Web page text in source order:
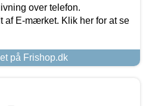
over telefon.
af E-mærket. Klik her for at se
på Frishop.dk